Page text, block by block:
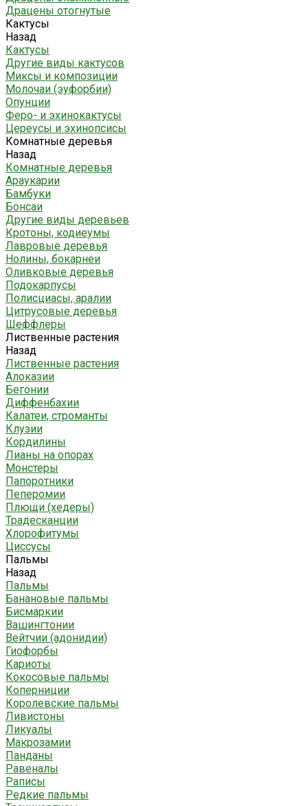
Драцены отогнутые
Кактусы
Назад
Кактусы
Другие виды кактусов
Миксы и композиции
Молочаи (эуфорбии)
Опунции
Феро- и эхинокактусы
Цереусы и эхинопсисы
Комнатные деревья
Назад
Комнатные деревья
Араукарии
Бамбуки
Бонсаи
Другие виды деревьев
Кротоны, кодиеумы
Лавровые деревья
Нолины, бокарнеи
Оливковые деревья
Подокарпусы
Полисциасы, аралии
Цитрусовые деревья
Шеффлеры
Лиственные растения
Назад
Лиственные растения
Алоказии
Бегонии
Диффенбахии
Калатеи, строманты
Клузии
Кордилины
Лианы на опорах
Монстеры
Папоротники
Пеперомии
Плющи (хедеры)
Традесканции
Хлорофитумы
Циссусы
Пальмы
Назад
Пальмы
Банановые пальмы
Бисмаркии
Вашингтонии
Вейтчии (адонидии)
Гиофорбы
Кариоты
Кокосовые пальмы
Коперниции
Королевские пальмы
Ливистоны
Ликуалы
Макрозамии
Панданы
Равеналы
Раписы
Редкие пальмы